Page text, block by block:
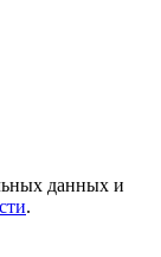
данных и
.